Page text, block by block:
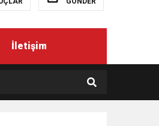
İletişim